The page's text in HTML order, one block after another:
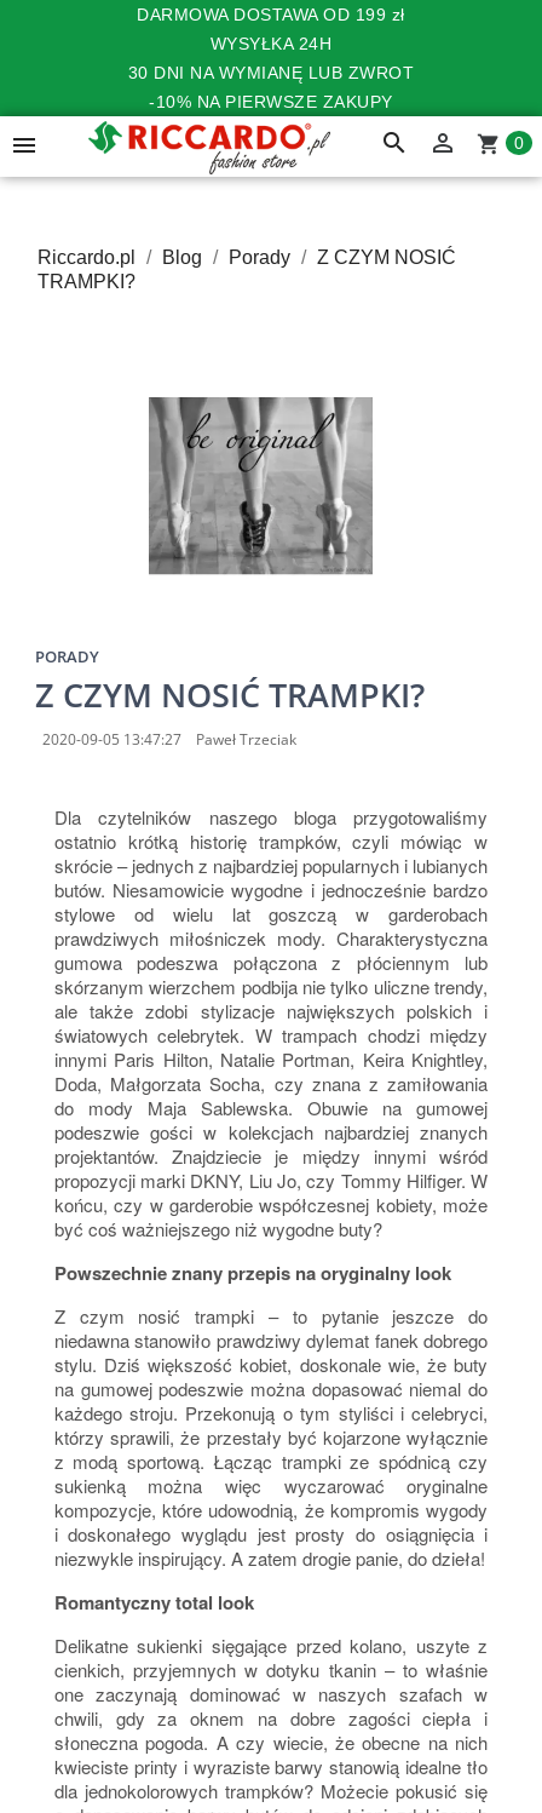
DARMOWA DOSTAWA OD 199 zł
WYSYŁKA 24H
30 DNI NA WYMIANĘ LUB ZWROT
-10% NA PIERWSZE ZAKUPY
 search  shopping_cart 0
Riccardo.pl Blog Porady
Z CZYM NOSIĆ
TRAMPKI?
PORADY
Z CZYM NOSIĆ TRAMPKI?
2020-09-05 13:47:27 Paweł Trzeciak
Dla czytelników naszego bloga przygotowaliśmy
ostatnio krótką historię trampków, czyli mówiąc w
skrócie – jednych z najbardziej popularnych i lubianych
butów. Niesamowicie wygodne i jednocześnie bardzo
stylowe od wielu lat goszczą w garderobach
prawdziwych miłośniczek mody. Charakterystyczna
gumowa podeszwa połączona z płóciennym lub
skórzanym wierzchem podbija nie tylko uliczne trendy,
ale także zdobi stylizacje największych polskich i
światowych celebrytek. W trampach chodzi między
innymi Paris Hilton, Natalie Portman, Keira Knightley,
Doda, Małgorzata Socha, czy znana z zamiłowania
do mody Maja Sablewska. Obuwie na gumowej
podeszwie gości w kolekcjach najbardziej znanych
projektantów. Znajdziecie je między innymi wśród
propozycji marki DKNY, Liu Jo, czy Tommy Hilfiger. W
końcu, czy w garderobie współczesnej kobiety, może
być coś ważniejszego niż wygodne buty?
Powszechnie znany przepis na oryginalny look
Z czym nosić trampki – to pytanie jeszcze do
niedawna stanowiło prawdziwy dylemat fanek dobrego
stylu. Dziś większość kobiet, doskonale wie, że buty
na gumowej podeszwie można dopasować niemal do
każdego stroju. Przekonują o tym styliści i celebryci,
którzy sprawili, że przestały być kojarzone wyłącznie
z modą sportową. Łącząc trampki ze spódnicą czy
sukienką można więc wyczarować oryginalne
kompozycje, które udowodnią, że kompromis wygody
i doskonałego wyglądu jest prosty do osiągnięcia i
niezwykle inspirujący. A zatem drogie panie, do dzieła!
Romantyczny total look
Delikatne sukienki sięgające przed kolano, uszyte z
cienkich, przyjemnych w dotyku tkanin – to właśnie
one zaczynają dominować w naszych szafach w
chwili, gdy za oknem na dobre zagości ciepła i
słoneczna pogoda. A czy wiecie, że obecne na nich
kwieciste printy i wyraziste barwy stanowią idealne tło
dla jednokolorowych trampków? Możecie pokusić się